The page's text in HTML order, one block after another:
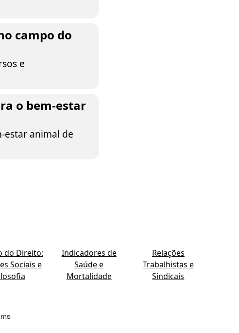
campo do
e
o bem-estar
animal de
do Direito:
Sociais e
Indicadores de
Saúde e
Mortalidade
Relações
Trabalhistas e
Sindicais